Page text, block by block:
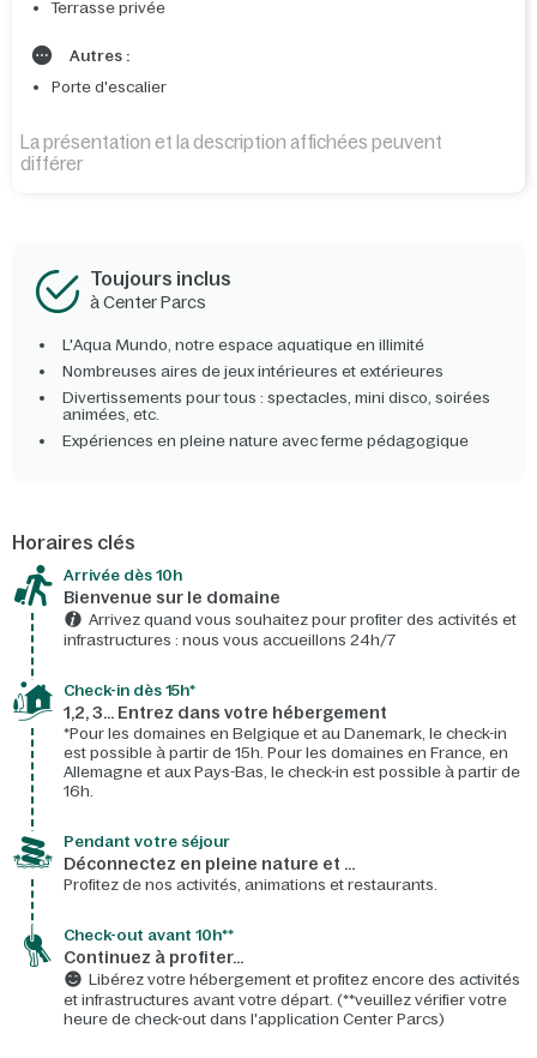
Terrasse privée
Autres :
Porte d'escalier
La présentation et la description affichées peuvent
différer
Toujours inclus
à Center Parcs
L'Aqua Mundo, notre espace aquatique en illimité
Nombreuses aires de jeux intérieures et extérieures
Divertissements pour tous : spectacles, mini disco, soirées
animées, etc.
Expériences en pleine nature avec ferme pédagogique
Horaires clés
Arrivée dès 10h​
Bienvenue sur le domaine​
Arrivez quand vous souhaitez pour profiter des activités et
infrastructures : nous vous accueillons 24h/7​
Check-in dès 15h*​
1,2, 3… Entrez dans votre hébergement
*Pour les domaines en Belgique et au Danemark, le check-in
est possible à partir de 15h. Pour les domaines en France, en
Allemagne et aux Pays-Bas, le check-in est possible à partir de
16h.
Pendant votre séjour
Déconnectez en pleine nature et …
Profitez de nos activités, animations et restaurants.
Check-out avant 10h**
Continuez à profiter…
Libérez votre hébergement et profitez encore des activités
et infrastructures avant votre départ. (**veuillez vérifier votre
heure de check-out dans l'application Center Parcs)